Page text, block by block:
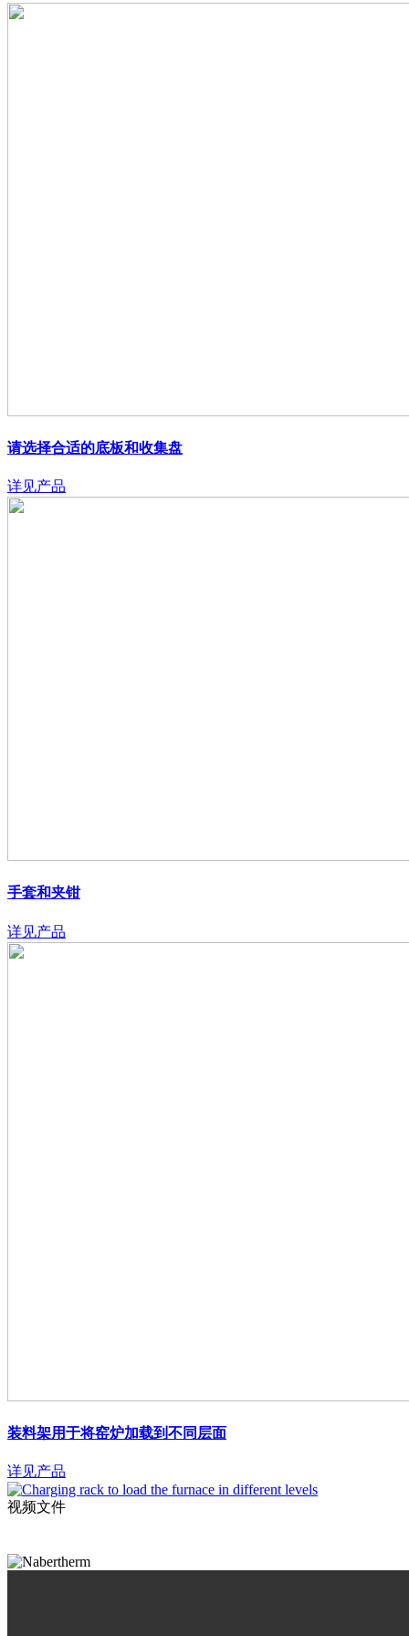
请选择合适的底板和收集盘
详见产品
手套和夹钳
详见产品
装料架用于将窑炉加载到不同层面
详见产品
视频文件